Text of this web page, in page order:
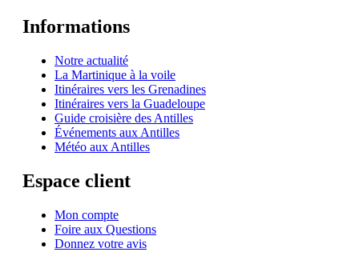
Informations
Notre actualité
La Martinique à la voile
Itinéraires vers les Grenadines
Itinéraires vers la Guadeloupe
Guide croisière des Antilles
Événements aux Antilles
Météo aux Antilles
Espace client
Mon compte
Foire aux Questions
Donnez votre avis